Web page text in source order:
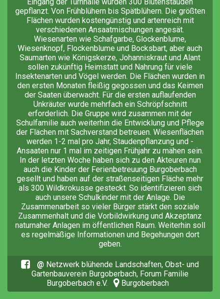
gepflanzt. Von Frühblühern bis Spätblühern. Die größten
Flächen wurden kostengünstig und artenreich mit
verschiedenen Ansaatmischungen angesät.
Wiesenarten wie Schafgarbe, Glockenblume,
Wiesenknopf, Flockenblume und Bocksbart, aber auch
Saumarten wie Königskerze, Johanniskraut und Alant
sollen zukünftig Heimstatt und Nahrung für viele
Insektenarten und Vögel werden. Die Flächen wurden in
den ersten Monaten fleißig gegossen und das Keimen
der Saaten überwacht. Für die ersten auflaufenden
Unkräuter wurde mehrfach ein Schröpfschnitt
erforderlich. Die Gruppe wird zusammen mit der
Schulfamilie auch weiterhin die Entwicklung und Pflege
der Flächen mit Sachverstand betreuen. Wiesenflächen
werden 1-2 mal pro Jahr, Staudenpflanzung und -
Ansaaten nur 1 mal im zeitigen Frühjahr zu mähen sein.
In der letzten Woche haben sich zu den Akteuren nun
auch die Kinder der Ferienbetreuung Burgoberbach
gesellt und haben auf der straßenseitigen Fläche mehr
als 300 Wildkrokusse gesteckt. So identifizieren sich
auch unsere Schulkinder mit der Anlage. Die
Zusammenarbeit so vieler Bürger stärkt den soziale
Zusammenhalt und die Vorbildwirkung und Akzeptanz
naturnaher Anlagen im öffentlichen Raum. Weiterhin soll
es regelmäßige Informationen und Begehungen dort
geben.
@ Netzwerk blühende Landschaften, Obst- und
Gartenbauverein Burgoberbach, Forum Familie
Burgoberbach e.V.
Burgoberbach